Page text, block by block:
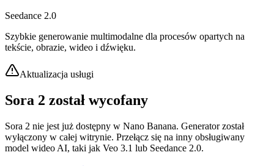
Seedance 2.0
Szybkie generowanie multimodalne dla procesów opartych na
tekście, obrazie, wideo i dźwięku.
Aktualizacja usługi
Sora 2 został wycofany
Sora 2 nie jest już dostępny w Nano Banana. Generator został
wyłączony w całej witrynie. Przełącz się na inny obsługiwany
model wideo AI, taki jak Veo 3.1 lub Seedance 2.0.